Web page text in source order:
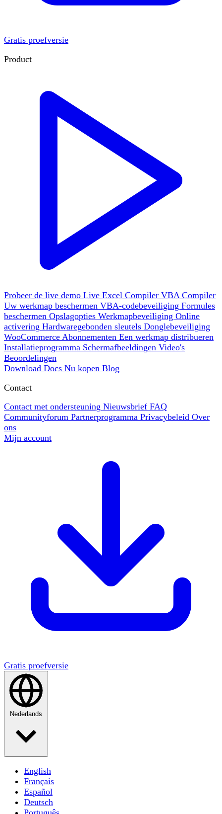
Gratis proefversie
Product
Probeer de live demo Live Excel Compiler VBA Compiler
Uw werkmap beschermen VBA-codebeveiliging Formules
beschermen Opslagopties Werkmapbeveiliging Online
activering Hardwaregebonden sleutels Donglebeveiliging
WooCommerce Abonnementen Een werkmap distribueren
Installatieprogramma Schermafbeeldingen Video's
Beoordelingen
Download Docs Nu kopen Blog
Contact
Contact met ondersteuning Nieuwsbrief FAQ
Communityforum Partnerprogramma Privacybeleid Over
ons
Mijn account
Gratis proefversie
Nederlands
English
Français
Español
Deutsch